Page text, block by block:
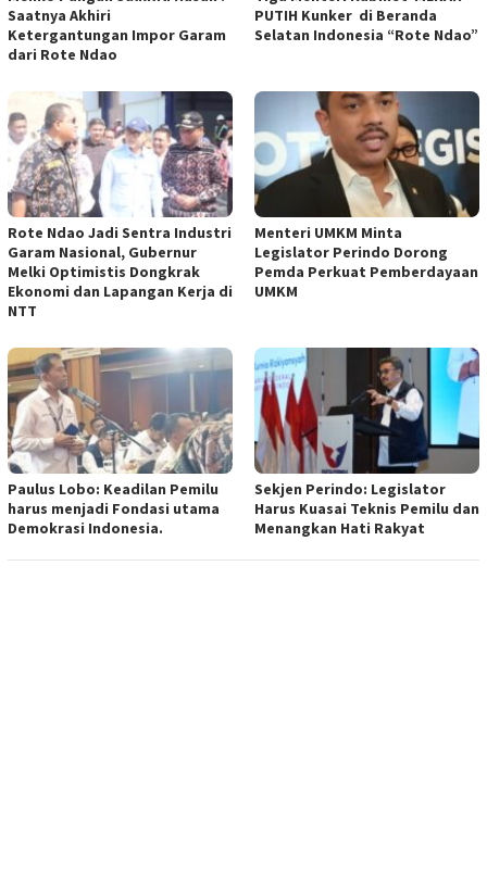
Saatnya Akhiri
Ketergantungan Impor Garam
dari Rote Ndao
PUTIH Kunker di Beranda
Selatan Indonesia “Rote Ndao”
Rote Ndao Jadi Sentra Industri
Garam Nasional, Gubernur
Melki Optimistis Dongkrak
Ekonomi dan Lapangan Kerja di
NTT
Menteri UMKM Minta
Legislator Perindo Dorong
Pemda Perkuat Pemberdayaan
UMKM
Paulus Lobo: Keadilan Pemilu
harus menjadi Fondasi utama
Demokrasi Indonesia.
Sekjen Perindo: Legislator
Harus Kuasai Teknis Pemilu dan
Menangkan Hati Rakyat